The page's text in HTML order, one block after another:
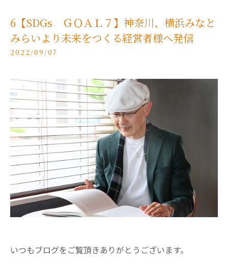
6【SDGs ＧＯＡＬ７】神奈川、横浜みなと
みらいより未来をつくる経営者様へ発信
2022/09/07
いつもブログをご覧頂きありがとうございます。